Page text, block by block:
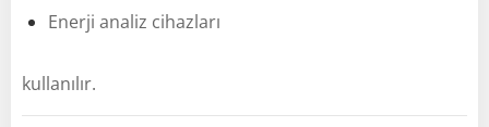
Enerji analiz cihazları
kullanılır.